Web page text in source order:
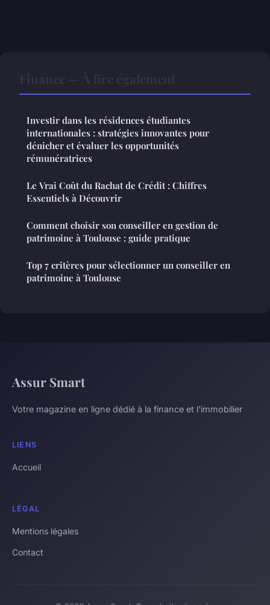
Investir dans les résidences étudiantes
internationales : stratégies innovantes pour
dénicher et évaluer les opportunités
rémunératrices
Le Vrai Coût du Rachat de Crédit : Chiffres
Essentiels à Découvrir
Comment choisir son conseiller en gestion de
patrimoine à Toulouse : guide pratique
Top 7 critères pour sélectionner un conseiller en
patrimoine à Toulouse
Assur Smart
Votre magazine en ligne dédié à la finance et l'immobilier
LIENS
Accueil
LÉGAL
Mentions légales
Contact